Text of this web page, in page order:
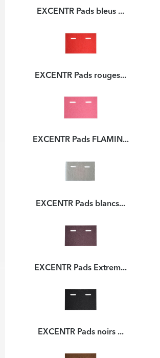
EXCENTR Pads bleus ...
EXCENTR Pads rouges...
EXCENTR Pads FLAMIN...
EXCENTR Pads blancs...
EXCENTR Pads Extrem...
EXCENTR Pads noirs ...